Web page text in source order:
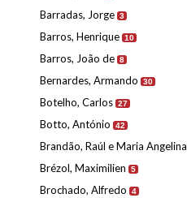
Barradas, Jorge 3
Barros, Henrique 10
Barros, João de 8
Bernardes, Armando 30
Botelho, Carlos 27
Botto, António 42
Brandão, Raúl e Maria Angelina
Brézol, Maximilien 5
Brochado, Alfredo 4